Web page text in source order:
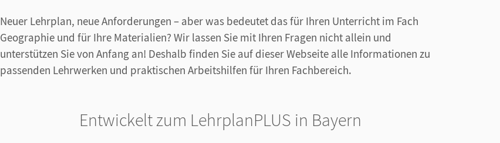
Neuer Lehrplan, neue Anforderungen – aber was bedeutet das für Ihren Unterricht im Fach
Geographie und für Ihre Materialien? Wir lassen Sie mit Ihren Fragen nicht allein und
unterstützen Sie von Anfang an! Deshalb finden Sie auf dieser Webseite alle Informationen zu
passenden Lehrwerken und praktischen Arbeitshilfen für Ihren Fachbereich.
Entwickelt zum LehrplanPLUS in Bayern